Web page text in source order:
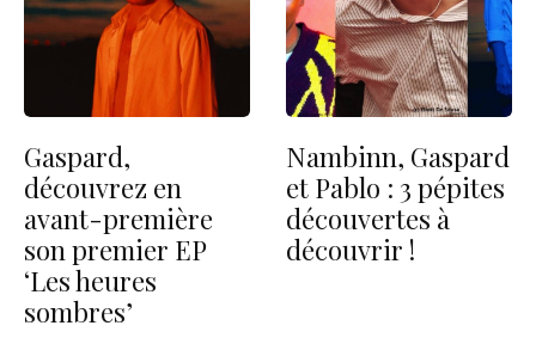
Gaspard,
découvrez en
avant-première
son premier EP
‘Les heures
sombres’
Nambinn, Gaspard
et Pablo : 3 pépites
découvertes à
découvrir !